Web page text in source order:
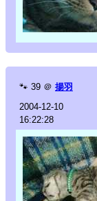
🐾 39 ＠ 揚羽
2004-12-10
16:22:28